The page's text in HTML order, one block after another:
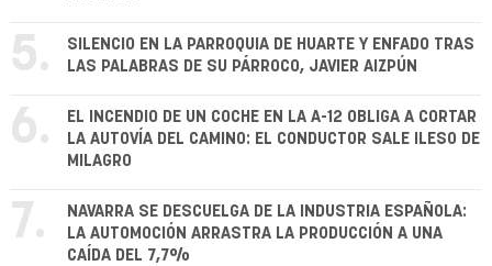
5.
SILENCIO EN LA PARROQUIA DE HUARTE Y ENFADO TRAS
LAS PALABRAS DE SU PÁRROCO, JAVIER AIZPÚN
6.
EL INCENDIO DE UN COCHE EN LA A-12 OBLIGA A CORTAR
LA AUTOVÍA DEL CAMINO: EL CONDUCTOR SALE ILESO DE
MILAGRO
7.
NAVARRA SE DESCUELGA DE LA INDUSTRIA ESPAÑOLA:
LA AUTOMOCIÓN ARRASTRA LA PRODUCCIÓN A UNA
CAÍDA DEL 7,7%